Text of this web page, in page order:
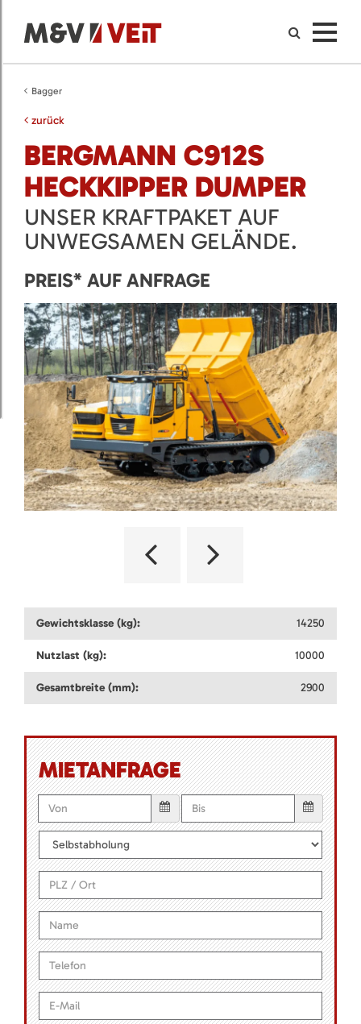
Bagger
zurück
BERGMANN C912S
HECKKIPPER DUMPER
UNSER KRAFTPAKET AUF
UNWEGSAMEN GELÄNDE.
PREIS* AUF ANFRAGE
Gewichtsklasse (kg): 14250
Nutzlast (kg): 10000
Gesamtbreite (mm): 2900
MIETANFRAGE